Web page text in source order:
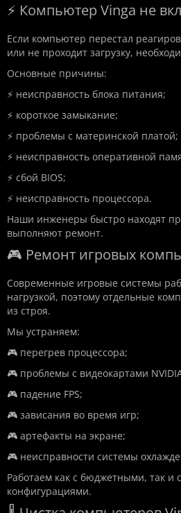
⚡ Компьютер Vinga не
Если компьютер перестал
или не проходит загрузку,
Основные причины:
⚡ неисправность блока питания;
⚡ короткое замыкание;
⚡ проблемы с материнской платой;
⚡ неисправность оперативной
⚡ сбой BIOS;
⚡ неисправность процессора.
Наши инженеры быстро находят
выполняют ремонт.
🎮 Ремонт игровых
Современные игровые системы
нагрузкой, поэтому отдельные
из строя.
Мы устраняем:
🎮 перегрев процессора;
🎮 проблемы с видеокартами
🎮 падение FPS;
🎮 зависания во время игр;
🎮 артефакты на экране;
🎮 неисправности системы
Работаем как с бюджетными, так и
конфигурациями.